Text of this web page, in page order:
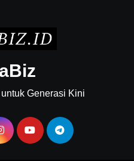
Generasi Kini